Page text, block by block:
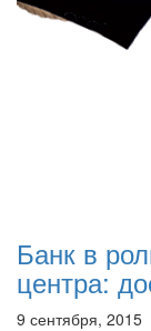
Банк в
центра:
9 сентября, 2015